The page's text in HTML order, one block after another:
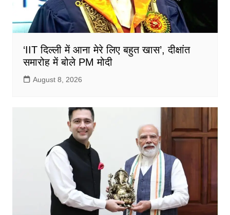
‘IIT दिल्ली में आना मेरे लिए बहुत खास’, दीक्षांत
समारोह में बोले PM मोदी
August 8, 2026